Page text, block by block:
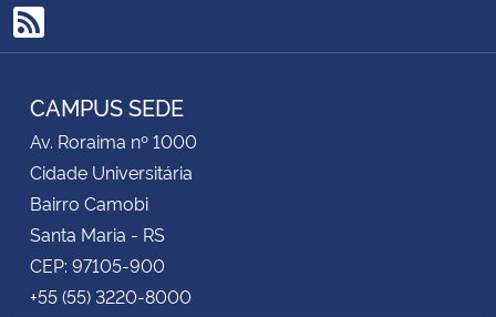
RSS
CAMPUS SEDE
Av. Roraima nº 1000
Cidade Universitária
Bairro Camobi
Santa Maria - RS
CEP: 97105-900
+55 (55) 3220-8000